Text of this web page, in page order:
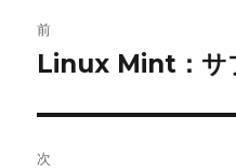
稿
ビ
前
投
稿:
Linux Mint：サ
次